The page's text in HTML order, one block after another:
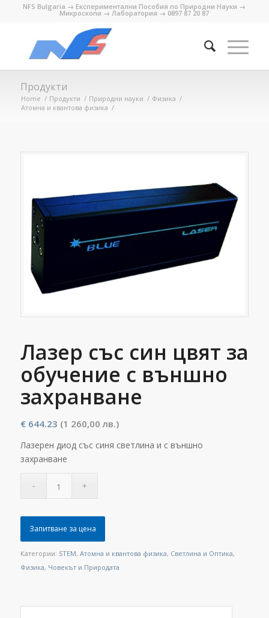
NFS Bulgaria → Експериментални Пособия по Природни Науки →
Микроскопи → Лаборатория → 0897 87 20 87
Продукти
Home / Продукти / Природни науки / Физика /
Атомна и квантова физика /
Лазер със син цвят за
обучение с външно
захранване
€644.23 (1 260,00 лв.)
Лазерен диод със синя светлина и с външно
захранване
Запитване за цена
Категории: STEM, Атомна и квантова физика, Светлина и Оптика,
Физика, Човекът и Природата